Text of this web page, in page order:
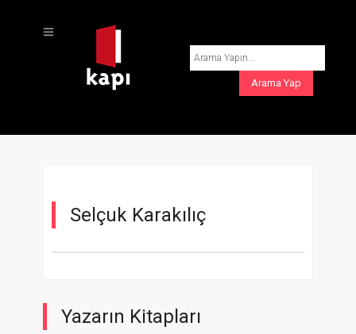
Selçuk Karakılıç
Yazarın Kitapları